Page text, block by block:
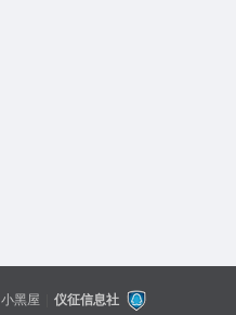
小黑屋 仪征信息社